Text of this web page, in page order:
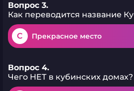
Вопрос 3.
Как переводится название
C Прекрасное место
Вопрос 4.
Чего НЕТ в кубинских домах?